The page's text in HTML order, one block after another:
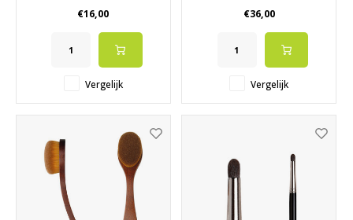
✔️ Zacht kunsthaar
€16,00
Vergelijk
compacte oogschaduw
✔️ Speciale schuine vorm
✔️ Ook geschikt voor nat
✔️ Zeer elastisch en vorm
stabiel haar
€36,00
Vergelijk